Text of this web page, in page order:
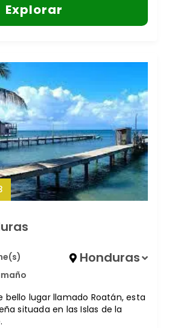
Explorar
Honduras
bello lugar llamado Roatán, esta
situada en las Islas de la